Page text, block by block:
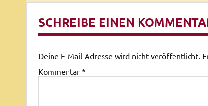
SCHREIBE EINEN
Deine E-Mail-Adresse wird nicht veröffentlicht.
Kommentar *